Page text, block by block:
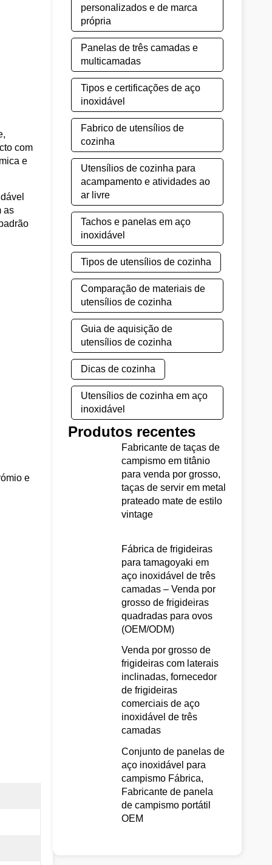
com
e
as
e
personalizados e de marca
própria
Panelas de três camadas e
multicamadas
Tipos e certificações de aço
inoxidável
Fabrico de utensílios de
cozinha
Utensílios de cozinha para
acampamento e atividades ao
ar livre
Tachos e panelas em aço
inoxidável
Tipos de utensílios de cozinha
Comparação de materiais de
utensílios de cozinha
Guia de aquisição de
utensílios de cozinha
Dicas de cozinha
Utensílios de cozinha em aço
inoxidável
Produtos recentes
Fabricante de taças de
campismo em titânio
para venda por grosso,
taças de servir em metal
prateado mate de estilo
vintage
Fábrica de frigideiras
para tamagoyaki em
aço inoxidável de três
camadas – Venda por
grosso de frigideiras
quadradas para ovos
(OEM/ODM)
Venda por grosso de
frigideiras com laterais
inclinadas, fornecedor
de frigideiras
comerciais de aço
inoxidável de três
camadas
Conjunto de panelas de
aço inoxidável para
campismo Fábrica,
Fabricante de panela
de campismo portátil
OEM